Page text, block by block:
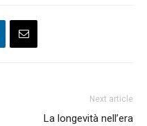
Next article
La longevità nell’era